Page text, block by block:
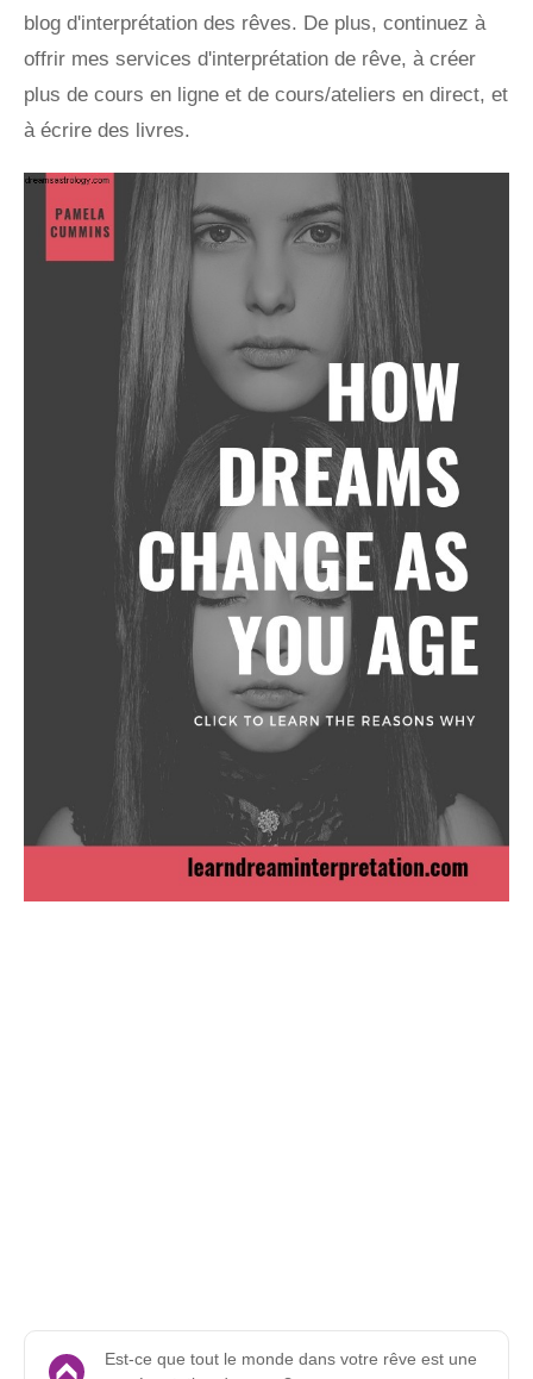
blog d'interprétation des rêves. De plus, continuez à
offrir mes services d'interprétation de rêve, à créer
plus de cours en ligne et de cours/ateliers en direct, et
à écrire des livres.
Est-ce que tout le monde dans votre rêve est une